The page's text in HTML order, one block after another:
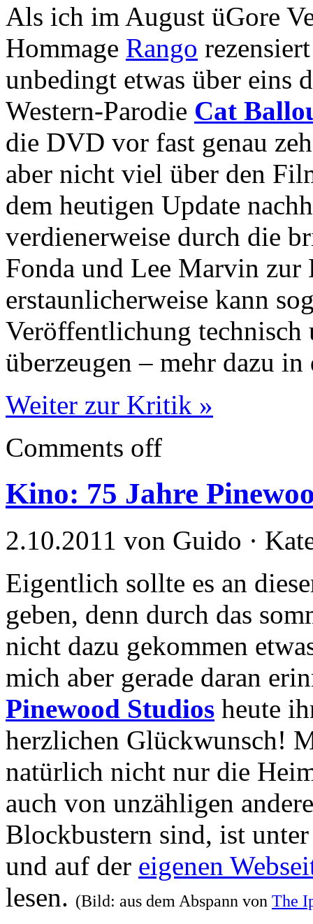
Als ich im August üGore
Hommage Rango
unbedingt etwas über eins
Western-Parodie Cat
die DVD vor fast genau
aber nicht viel über den
dem heutigen Update
verdienerweise durch die
Fonda und Lee Marvin zur
erstaunlicherweise kann
Veröffentlichung
überzeugen – mehr dazu
Weiter zur Kritik »
Comments off
Kino: 75 Jahre
2.10.2011 von Guido ·
Eigentlich sollte es an
geben, denn durch das
nicht dazu gekommen
mich aber gerade daran
Pinewood Studios heute
herzlichen Glückwunsch!
natürlich nicht nur die
auch von unzähligen
Blockbustern sind, ist
und auf der eigenen
lesen. (Bild: aus dem Abspann von The